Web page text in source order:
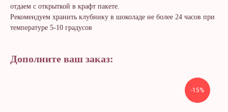
отдаем с открыткой в крафт пакете.
Рекомендуем хранить клубнику в шоколаде не более 24 часов при
температуре 5-10 градусов
Дополните ваш заказ:
-15%